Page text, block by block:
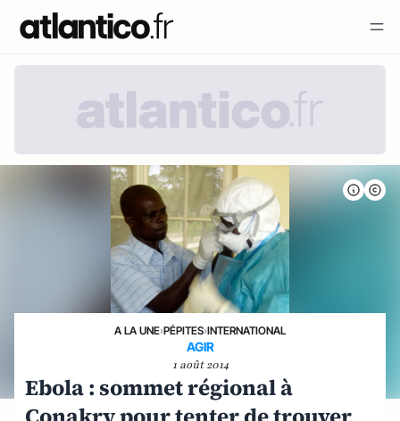
A LA UNE›PÉPITES›INTERNATIONAL
AGIR
1 août 2014
Ebola : sommet régional à